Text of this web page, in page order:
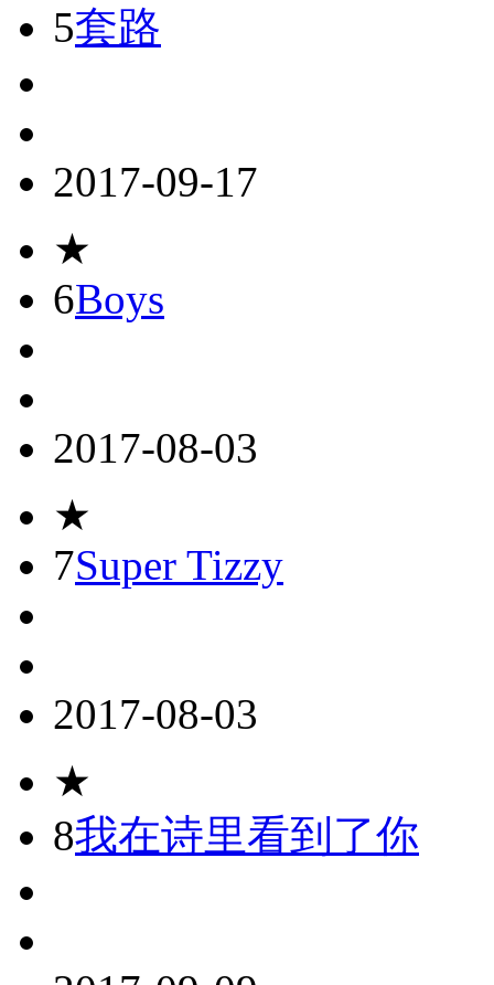
5套路
2017-09-17
★
6Boys
2017-08-03
★
7Super Tizzy
2017-08-03
★
8我在诗里看到了你